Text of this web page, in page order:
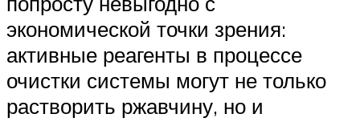
экономической точки зрения:
активные реагенты в процессе
очистки системы могут не только
растворить ржавчину, но и